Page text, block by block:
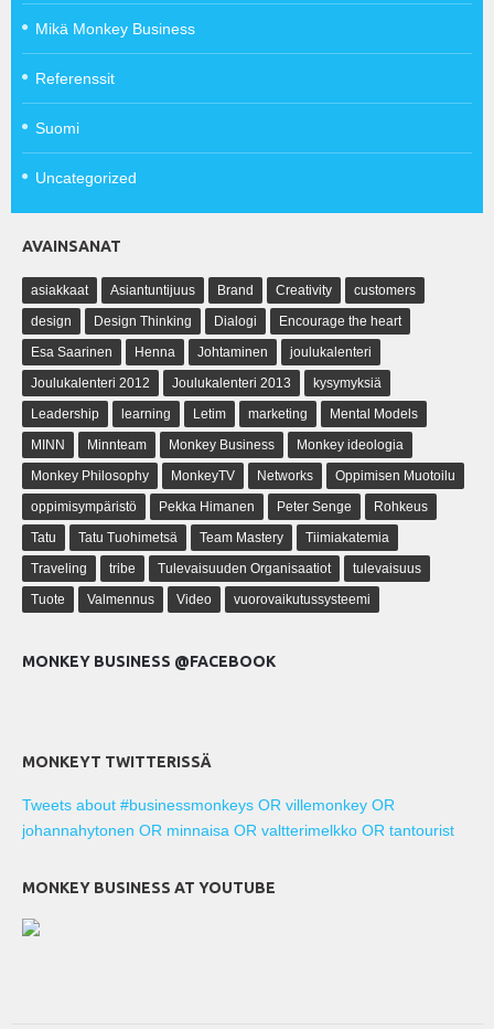
Mikä Monkey Business
Referenssit
Suomi
Uncategorized
AVAINSANAT
asiakkaat Asiantuntijuus Brand Creativity
customers
design
Design Thinking Dialogi
Encourage the heart
Esa Saarinen
Henna Johtaminen
joulukalenteri
Joulukalenteri 2012
Joulukalenteri 2013
kysymyksiä
Leadership
learning Letim marketing
Mental Models
MINN
Minnteam Monkey Business
Monkey ideologia
Monkey Philosophy
MonkeyTV Networks
Oppimisen Muotoilu
oppimisympäristö
Pekka Himanen Peter Senge
Rohkeus
Tatu
Tatu Tuohimetsä Team Mastery
Tiimiakatemia
Traveling
tribe Tulevaisuuden Organisaatiot
tulevaisuus
Tuote
Valmennus Video vuorovaikutussysteemi
MONKEY BUSINESS @FACEBOOK
MONKEYT TWITTERISSÄ
Tweets about #businessmonkeys OR villemonkey OR
johannahytonen OR minnaisa OR valtterimelkko OR tantourist
MONKEY BUSINESS AT YOUTUBE